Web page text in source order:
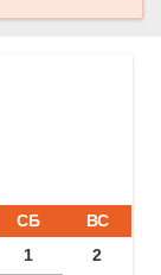
СБ
ВС
1
2